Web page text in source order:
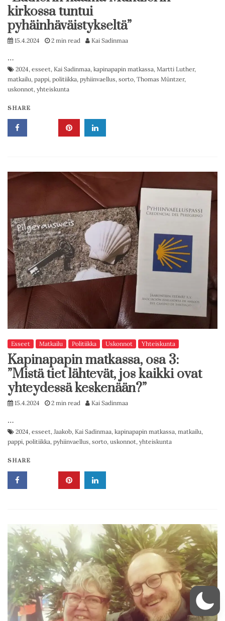
kirkossa tuntui
pyhäinhäväistykseltä”
15.4.2024 2 min read Kai Sadinmaa
…
2024, esseet, Kai Sadinmaa, kapinapapin matkassa, Martti Luther,
matkailu, pappi, politiikka, pyhiinvaellus, sorto, Thomas Müntzer,
uskonnot, yhteiskunta
SHARE
Esseet Matkailu Politiikka Uskonnot Yhteiskunta
Kapinapapin matkassa, osa 3:
”Mistä tiet lähtevät, jos kaikki ovat
yhteydessä keskenään?”
15.4.2024 2 min read Kai Sadinmaa
…
2024, esseet, Jaakob, Kai Sadinmaa, kapinapapin matkassa, matkailu,
pappi, politiikka, pyhiinvaellus, sorto, uskonnot, yhteiskunta
SHARE